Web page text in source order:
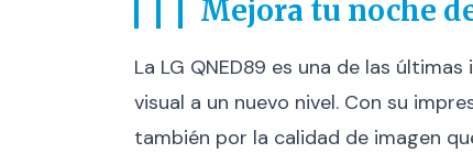
Mejora tu noche
La LG QNED89 es una de las
visual a un nuevo nivel. Con su
también por la calidad de imagen